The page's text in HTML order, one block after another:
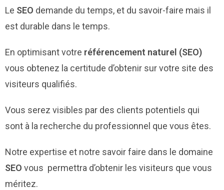
Le SEO demande du temps, et du savoir-faire mais il
est durable dans le temps.
En optimisant votre référencement naturel (SEO)
vous obtenez la certitude d’obtenir sur votre site des
visiteurs qualifiés.
Vous serez visibles par des clients potentiels qui
sont à la recherche du professionnel que vous êtes.
Notre expertise et notre savoir faire dans le domaine
SEO vous permettra d’obtenir les visiteurs que vous
méritez.